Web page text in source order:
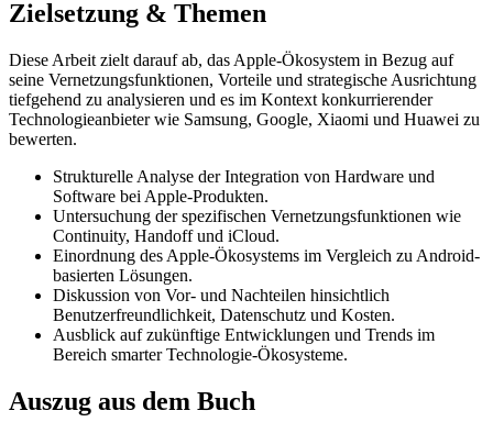
Zielsetzung & Themen
Diese Arbeit zielt darauf ab, das Apple-Ökosystem in Bezug auf
seine Vernetzungsfunktionen, Vorteile und strategische Ausrichtung
tiefgehend zu analysieren und es im Kontext konkurrierender
Technologieanbieter wie Samsung, Google, Xiaomi und Huawei zu
bewerten.
Strukturelle Analyse der Integration von Hardware und
Software bei Apple-Produkten.
Untersuchung der spezifischen Vernetzungsfunktionen wie
Continuity, Handoff und iCloud.
Einordnung des Apple-Ökosystems im Vergleich zu Android-
basierten Lösungen.
Diskussion von Vor- und Nachteilen hinsichtlich
Benutzerfreundlichkeit, Datenschutz und Kosten.
Ausblick auf zukünftige Entwicklungen und Trends im
Bereich smarter Technologie-Ökosysteme.
Auszug aus dem Buch